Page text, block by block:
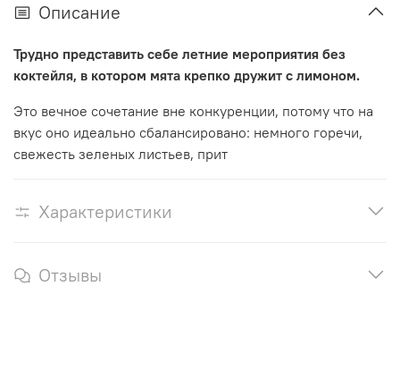
Описание
Трудно представить себе летние мероприятия без
коктейля, в котором мята крепко дружит с лимоном.
Это вечное сочетание вне конкуренции, потому что на
вкус оно идеально сбалансировано: немного горечи,
свежесть зеленых листьев, прит
Характеристики
Отзывы